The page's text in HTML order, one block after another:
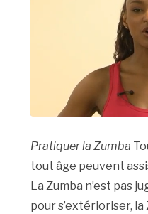
Pratiquer la Zumba
tout âge peuvent
La Zumba n’est pas
pour s’extérioriser,